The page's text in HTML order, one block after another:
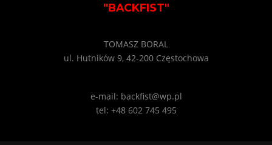
"BACKFIST"
TOMASZ BORAL
ul. Hutników 9, 42-200 Częstochowa
e-mail: backfist@wp.pl
tel: +48 602 745 495